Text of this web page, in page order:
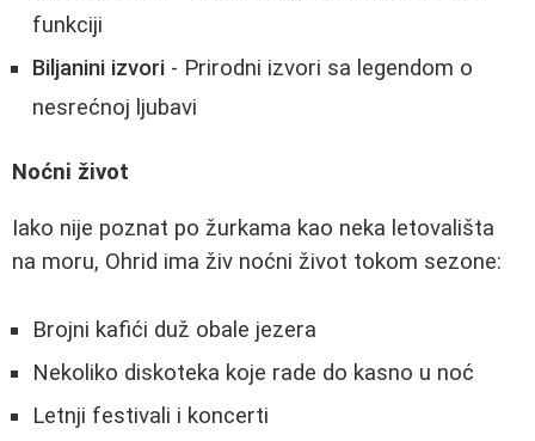
funkciji
Biljanini izvori - Prirodni izvori sa legendom o
nesrećnoj ljubavi
Noćni život
Iako nije poznat po žurkama kao neka letovališta
na moru, Ohrid ima živ noćni život tokom sezone:
Brojni kafići duž obale jezera
Nekoliko diskoteka koje rade do kasno u noć
Letnji festivali i koncerti